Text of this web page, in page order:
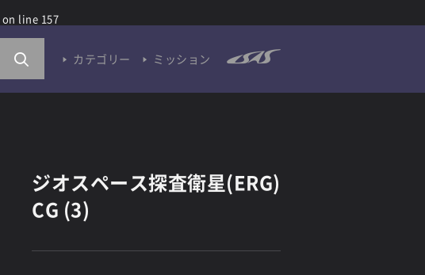
on line 157
カテゴリー ミッション
ジオスペース探査衛星(ERG)
CG (3)